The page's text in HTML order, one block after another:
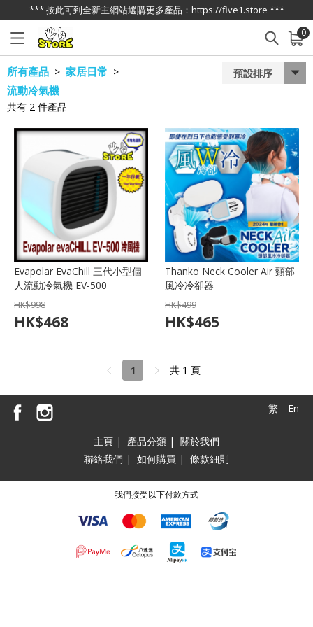
*** 按此可到全新主網站選購更多產品：https://five1.store ***
0
已加入購物車 查看
所有產品 > 家居日常 >
流動冷氣機
共有 2 件產品
預設排序
Evapolar EvaChill 三代小型個
人流動冷氣機 EV-500
HK$998
HK$468
Thanko Neck Cooler Air 頸部
風冷冷卻器
HK$499
HK$465
1 共 1 頁
繁 En
主頁 | 產品分類 | 關於我們
聯絡我們 | 如何購買 | 條款細則
我們接受以下付款方式